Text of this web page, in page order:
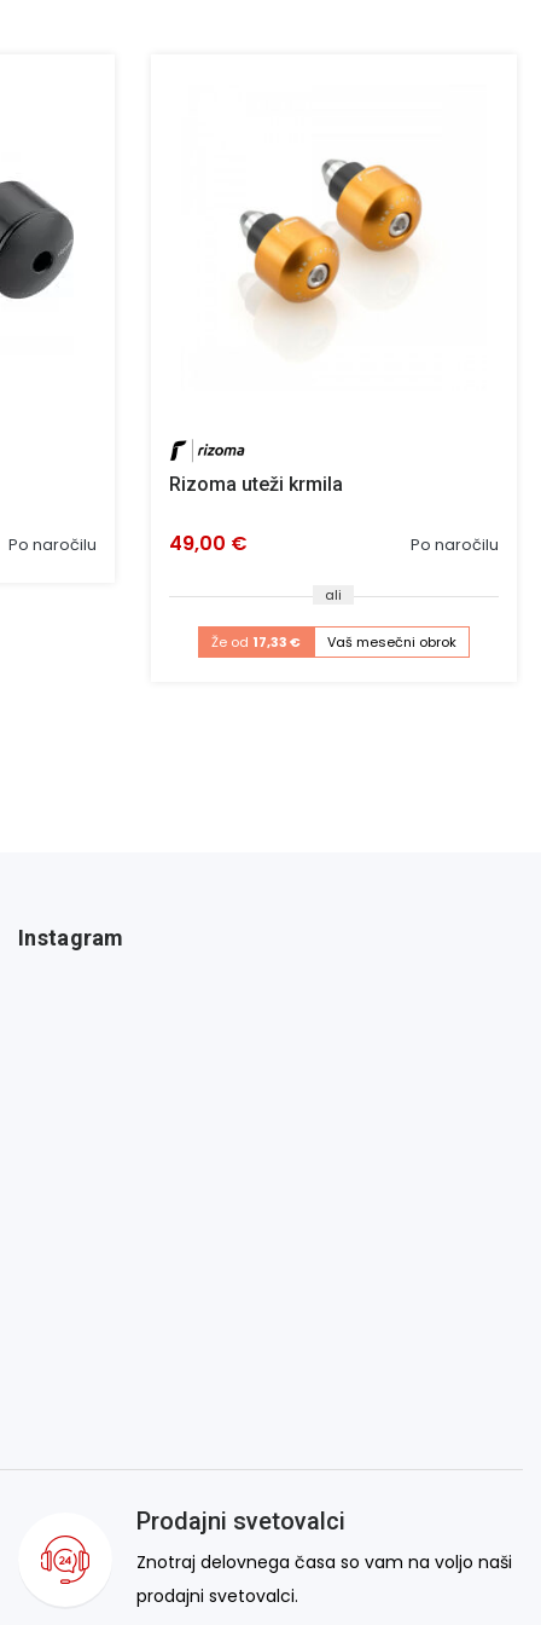
Po naročilu
Rizoma uteži krmila
Po naročilu
49,00 €
ali
Že od 17,33 € Vaš mesečni obrok
Instagram
Prodajni svetovalci
Znotraj delovnega časa so vam na voljo naši
prodajni svetovalci.